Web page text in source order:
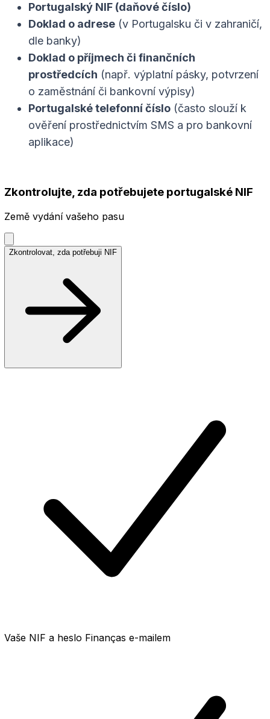
Portugalský NIF (daňové číslo)
Doklad o adrese (v Portugalsku či v zahraničí,
dle banky)
Doklad o příjmech či finančních
prostředcích (např. výplatní pásky, potvrzení
o zaměstnání či bankovní výpisy)
Portugalské telefonní číslo (často slouží k
ověření prostřednictvím SMS a pro bankovní
aplikace)
Zkontrolujte, zda potřebujete portugalské NIF
Země vydání vašeho pasu
Zkontrolovat, zda potřebuji NIF
Vaše NIF a heslo Finanças e-mailem